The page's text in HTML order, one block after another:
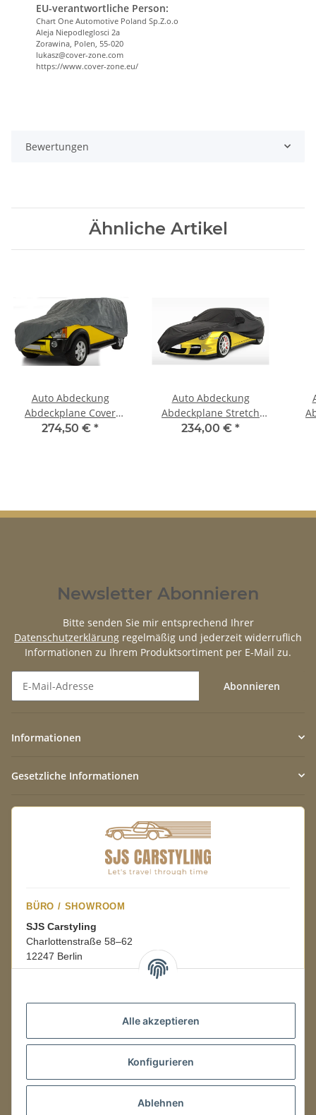
Alle akzeptieren
Konfigurieren
Ablehnen
EU-verantwortliche Person:
Chart One Automotive Poland Sp.Z.o.o
Aleja Niepodleglosci 2a
Zorawina, Polen, 55-020
lukasz@cover-zone.com
https://www.cover-zone.eu/
Bewertungen
Ähnliche Artikel
Auto Abdeckung
Abdeckplane Cover
Ganzgarage outdoor
274,50 € *
Auto Abdeckung
Abdeckplane Stretch
Cover Ganzgarage
234,00 € *
Newsletter Abonnieren
Bitte senden Sie mir entsprechend Ihrer
Datenschutzerklärung regelmäßig und jederzeit widerruflich
Informationen zu Ihrem Produktsortiment per E-Mail zu.
Abonnieren
Informationen
Gesetzliche Informationen
BÜRO / SHOWROOM
SJS Carstyling
Charlottenstraße 58–62
12247 Berlin
08:00–16:00 Uhr
LAGER / RETOUREN
Packmonster Fulfillment
SJS Carstyling Lager